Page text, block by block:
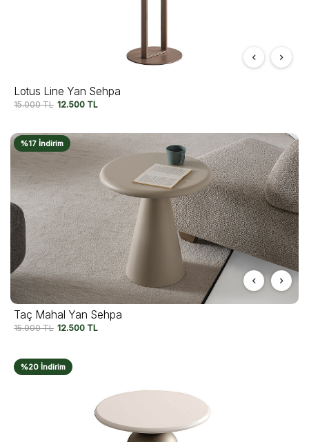
Lotus Line Yan Sehpa
15.000TL 12.500 TL
%17 İndirim
Taç Mahal Yan Sehpa
15.000TL 12.500 TL
%20 İndirim